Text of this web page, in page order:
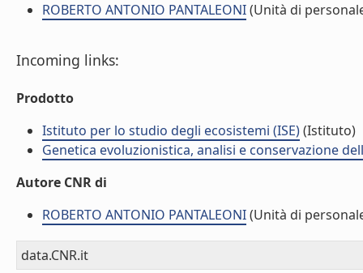
ROBERTO ANTONIO PANTALEONI(Unità di
Incoming links:
Prodotto
Istituto per lo studio degli ecosistemi (ISE)(Istituto)
Genetica evoluzionistica, analisi e conservazione
Autore CNR di
ROBERTO ANTONIO PANTALEONI(Unità di
data.CNR.it